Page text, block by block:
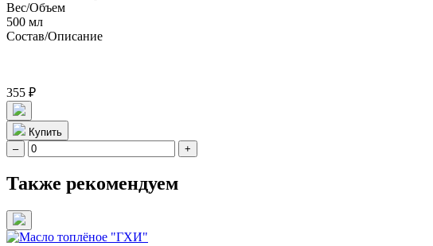
Вес/Объем
500 мл
Состав/Описание
355 ₽
Купить
–
+
Также рекомендуем